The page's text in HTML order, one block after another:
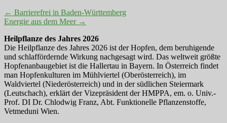
← Barrierefrei in Baden-Württemberg
Energie aus dem Meer →
Heilpflanze des Jahres 2026
Die Heilpflanze des Jahres 2026 ist der Hopfen, dem beruhigende
und schlaffördernde Wirkung nachgesagt wird. Das weltweit größte
Hopfenanbaugebiet ist die Hallertau in Bayern. In Österreich findet
man Hopfenkulturen im Mühlviertel (Oberösterreich), im
Waldviertel (Niederösterreich) und in der südlichen Steiermark
(Leutschach), erklärt der Vizepräsident der HMPPA, em. o. Univ.-
Prof. DI Dr. Chlodwig Franz, Abt. Funktionelle Pflanzenstoffe,
Vetmeduni Wien.